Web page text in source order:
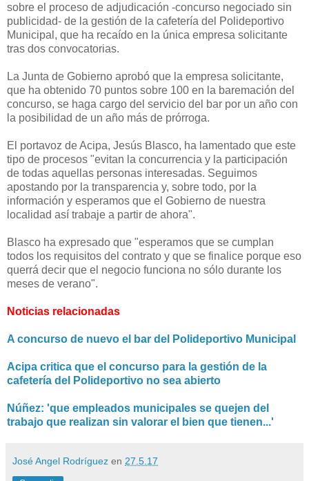
sobre el proceso de adjudicación -concurso negociado sin
publicidad- de la gestión de la cafetería del Polideportivo
Municipal, que ha recaído en la única empresa solicitante
tras dos convocatorias.
La Junta de Gobierno aprobó que la empresa solicitante,
que ha obtenido 70 puntos sobre 100 en la baremación del
concurso, se haga cargo del servicio del bar por un año con
la posibilidad de un año más de prórroga.
El portavoz de Acipa, Jesús Blasco, ha lamentado que este
tipo de procesos "evitan la concurrencia y la participación
de todas aquellas personas interesadas. Seguimos
apostando por la transparencia y, sobre todo, por la
información y esperamos que el Gobierno de nuestra
localidad así trabaje a partir de ahora".
Blasco ha expresado que "esperamos que se cumplan
todos los requisitos del contrato y que se finalice porque eso
querrá decir que el negocio funciona no sólo durante los
meses de verano".
Noticias relacionadas
A concurso de nuevo el bar del Polideportivo Municipal
Acipa critica que el concurso para la gestión de la
cafetería del Polideportivo no sea abierto
Núñez: 'que empleados municipales se quejen del
trabajo que realizan sin valorar el bien que tienen...'
José Angel Rodríguez en 27.5.17